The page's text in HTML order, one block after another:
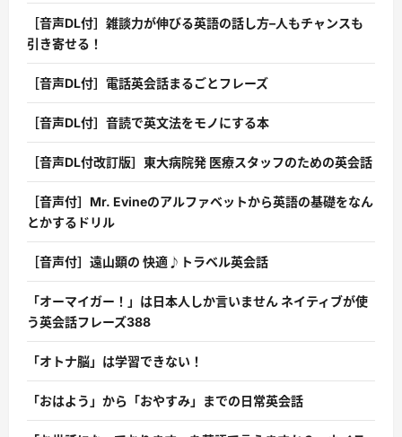
［音声DL付］雑談力が伸びる英語の話し方–人もチャンスも
引き寄せる！
［音声DL付］電話英会話まるごとフレーズ
［音声DL付］音読で英文法をモノにする本
［音声DL付改訂版］東大病院発 医療スタッフのための英会話
［音声付］Mr. Evineのアルファベットから英語の基礎をなん
とかするドリル
［音声付］遠山顕の 快適♪トラベル英会話
「オーマイガー！」は日本人しか言いません ネイティブが使
う英会話フレーズ388
「オトナ脳」は学習できない！
「おはよう」から「おやすみ」までの日常英会話